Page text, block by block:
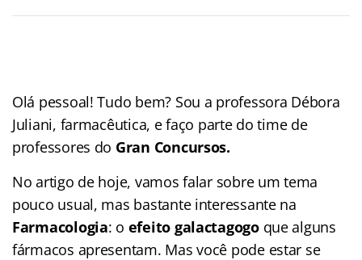
Olá pessoal! Tudo bem? Sou a professora Débora
Juliani, farmacêutica, e faço parte do time de
professores do Gran Concursos.
No artigo de hoje, vamos falar sobre um tema
pouco usual, mas bastante interessante na
Farmacologia: o efeito galactagogoque alguns
fármacos apresentam. Mas você pode estar se